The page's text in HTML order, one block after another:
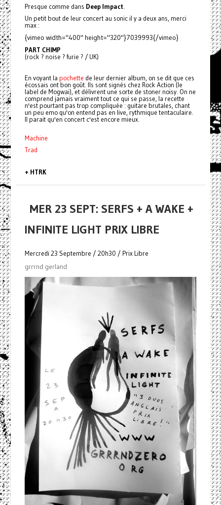
Presque comme dans Deep Impact.
Un petit bout de leur concert au sonic il y a deux ans, merci
max :
{vimeo width="400" height="320"}7039993{/vimeo}
PART CHIMP
(rock ? noise ? furie ? / UK)
En voyant la pochette de leur dernier album, on se dit que ces
écossais ont bon goût. Ils sont signés chez Rock Action (le
label de Mogwai), et délivrent une sorte de stoner noisy. On ne
comprend jamais vraiment tout ce qui se passe, la recette
n'est pourtant pas trop compliquée : guitare brutales, chant
un peu emo qu'on entend pas en live, rythmique tentaculaire.
Il parait qu'en concert c'est encore mieux.
Machine
Trad
+ HTRK
MER 23 SEPT: SERFS + A WAKE +
INFINITE LIGHT PRIX LIBRE
Mercredi 23 Septembre / 20h30 / Prix Libre
grrrnd gerland